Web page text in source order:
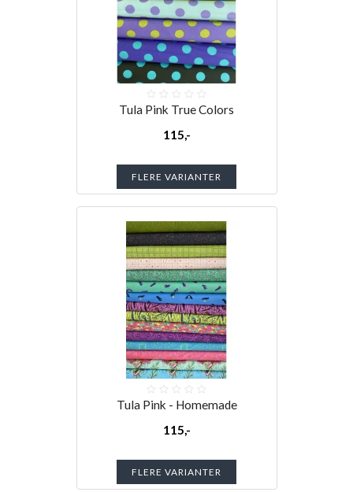
Tula Pink True Colors
115,-
FLERE VARIANTER
Tula Pink - Homemade
115,-
FLERE VARIANTER